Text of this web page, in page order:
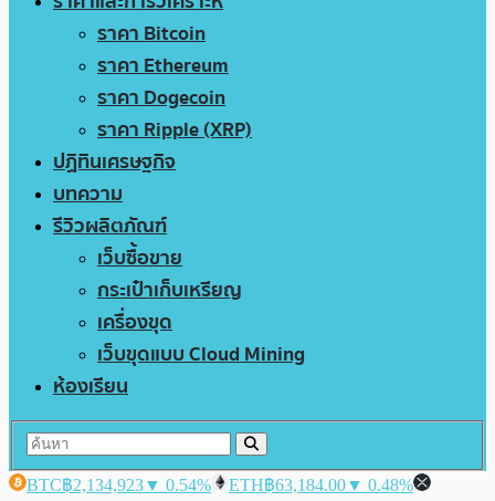
ราคา Bitcoin
ราคา Ethereum
ราคา Dogecoin
ราคา Ripple (XRP)
ปฏิทินเศรษฐกิจ
บทความ
รีวิวผลิตภัณฑ์
เว็บซื้อขาย
กระเป๋าเก็บเหรียญ
เครื่องขุด
เว็บขุดแบบ Cloud Mining
ห้องเรียน
BTC฿2,134,923▼ 0.54% ETH฿63,184.00▼ 0.48%